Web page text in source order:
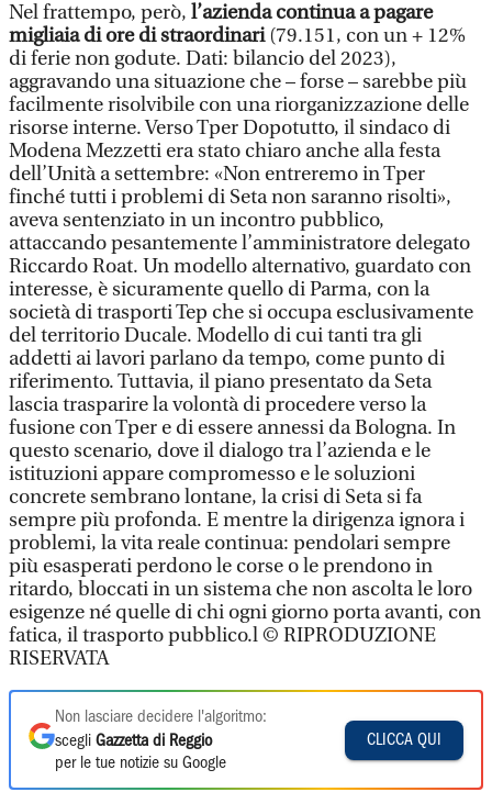
Nel frattempo, però, l’azienda continua a pagare
migliaia di ore di straordinari(79.151, con un + 12%
di ferie non godute. Dati: bilancio del 2023),
aggravando una situazione che – forse – sarebbe più
facilmente risolvibile con una riorganizzazione delle
risorse interne. Verso Tper Dopotutto, il sindaco di
Modena Mezzetti era stato chiaro anche alla festa
dell’Unità a settembre: «Non entreremo in Tper
finché tutti i problemi di Seta non saranno risolti»,
aveva sentenziato in un incontro pubblico,
attaccando pesantemente l’amministratore delegato
Riccardo Roat. Un modello alternativo, guardato con
interesse, è sicuramente quello di Parma, con la
società di trasporti Tep che si occupa esclusivamente
del territorio Ducale. Modello di cui tanti tra gli
addetti ai lavori parlano da tempo, come punto di
riferimento. Tuttavia, il piano presentato da Seta
lascia trasparire la volontà di procedere verso la
fusione con Tper e di essere annessi da Bologna. In
questo scenario, dove il dialogo tra l’azienda e le
istituzioni appare compromesso e le soluzioni
concrete sembrano lontane, la crisi di Seta si fa
sempre più profonda. E mentre la dirigenza ignora i
problemi, la vita reale continua: pendolari sempre
più esasperati perdono le corse o le prendono in
ritardo, bloccati in un sistema che non ascolta le loro
esigenze né quelle di chi ogni giorno porta avanti, con
fatica, il trasporto pubblico.l © RIPRODUZIONE
RISERVATA
Non lasciare decidere l'algoritmo:
scegli Gazzetta di Reggio
per le tue notizie su Google
CLICCA QUI